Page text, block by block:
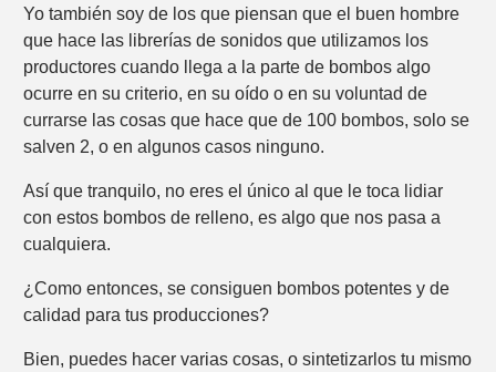
Yo también soy de los que piensan que el buen hombre
que hace las librerías de sonidos que utilizamos los
productores cuando llega a la parte de bombos algo
ocurre en su criterio, en su oído o en su voluntad de
currarse las cosas que hace que de 100 bombos, solo se
salven 2, o en algunos casos ninguno.
Así que tranquilo, no eres el único al que le toca lidiar
con estos bombos de relleno, es algo que nos pasa a
cualquiera.
¿Como entonces, se consiguen bombos potentes y de
calidad para tus producciones?
Bien, puedes hacer varias cosas, o sintetizarlos tu mismo